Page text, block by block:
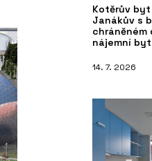
Kotěrův
Janákův s
chráněném
nájemní
14. 7. 2026